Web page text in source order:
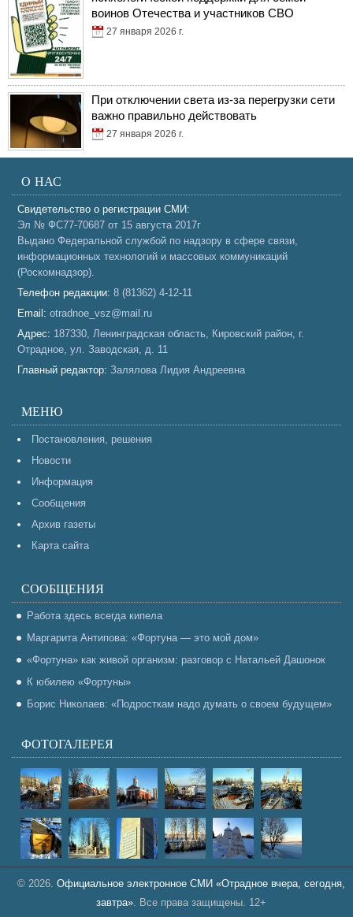
воинов Отечества и участников СВО
27 января 2026 г.
При отключении света из-за перегрузки сети
важно правильно действовать
27 января 2026 г.
О НАС
Свидетельство о регистрации СМИ:
Эл № ФС77-70687 от 15 августа 2017г
Выдано Федеральной службой по надзору в сфере связи,
информационных технологий и массовых коммуникаций
(Роскомнадзор).
Телефон редакции: 8 (81362) 4-12-11
Email: otradnoe_vsz@mail.ru
Адрес: 187330, Ленинградская область, Кировский район, г.
Отрадное, ул. Заводская, д. 11
Главный редактор: Залялова Лидия Андреевна
МЕНЮ
Постановления, решения
Новости
Информация
Сообщения
Архив газеты
Карта сайта
СООБЩЕНИЯ
Работа здесь всегда кипела
Маргарита Антипова: «Фортуна — это мой дом»
«Фортуна» как живой организм: разговор с Натальей Дашонок
К юбилею «Фортуны»
Борис Николаев: «Подросткам надо думать о своем будущем»
ФОТОГАЛЕРЕЯ
© 2026. Официальное электронное СМИ «Отрадное вчера, сегодня,
завтра». Все права защищены. 12+